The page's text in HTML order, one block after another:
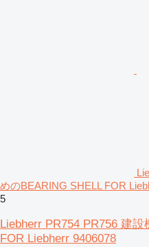
めのBEARING SHELL FOR
5
Liebherr PR754 PR756 建
FOR Liebherr 9406078